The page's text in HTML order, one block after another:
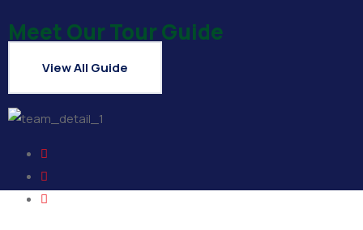
Meet Our Tour Guide
View All Guide